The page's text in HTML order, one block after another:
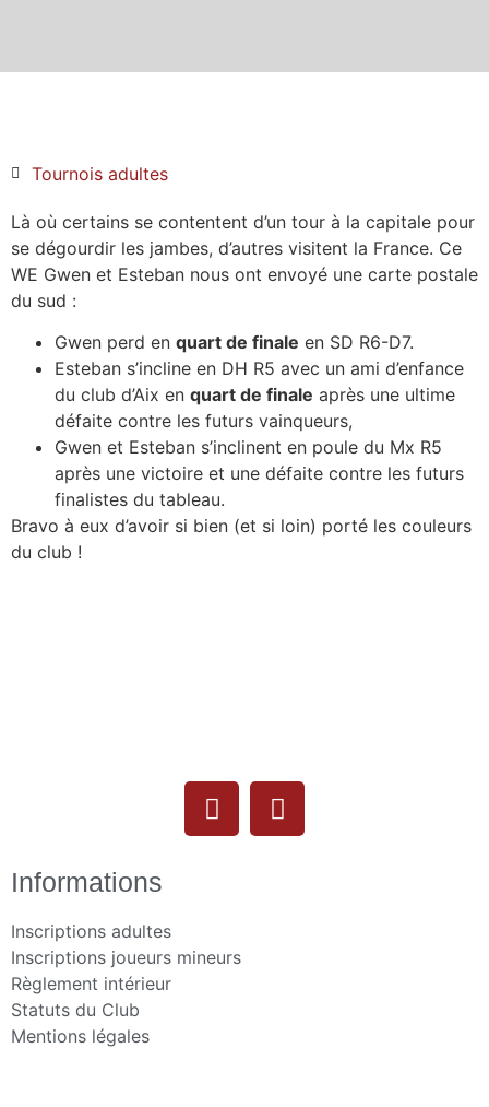
Tournois adultes
Là où certains se contentent d’un tour à la capitale pour
se dégourdir les jambes, d’autres visitent la France. Ce
WE Gwen et Esteban nous ont envoyé une carte postale
du sud :
Gwen perd en quart de finale en SD R6-D7.
Esteban s’incline en DH R5 avec un ami d’enfance
du club d’Aix en quart de finale après une ultime
défaite contre les futurs vainqueurs,
Gwen et Esteban s’inclinent en poule du Mx R5
après une victoire et une défaite contre les futurs
finalistes du tableau.
Bravo à eux d’avoir si bien (et si loin) porté les couleurs
du club !
Informations
Inscriptions adultes
Inscriptions joueurs mineurs
Règlement intérieur
Statuts du Club
Mentions légales